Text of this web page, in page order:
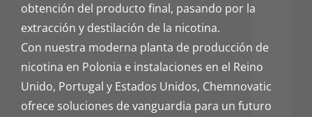
obtención del producto final, pasando por la
extracción y destilación de la nicotina.
Con nuestra moderna planta de producción de
nicotina en Polonia e instalaciones en el Reino
Unido, Portugal y Estados Unidos, Chemnovatic
ofrece soluciones de vanguardia para un futuro